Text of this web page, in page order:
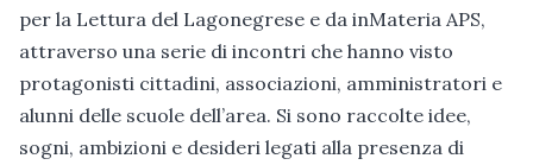
per la Lettura del Lagonegrese e da inMateria APS,
attraverso una serie di incontri che hanno visto
protagonisti cittadini, associazioni, amministratori e
alunni delle scuole dell’area. Si sono raccolte idee,
sogni, ambizioni e desideri legati alla presenza di